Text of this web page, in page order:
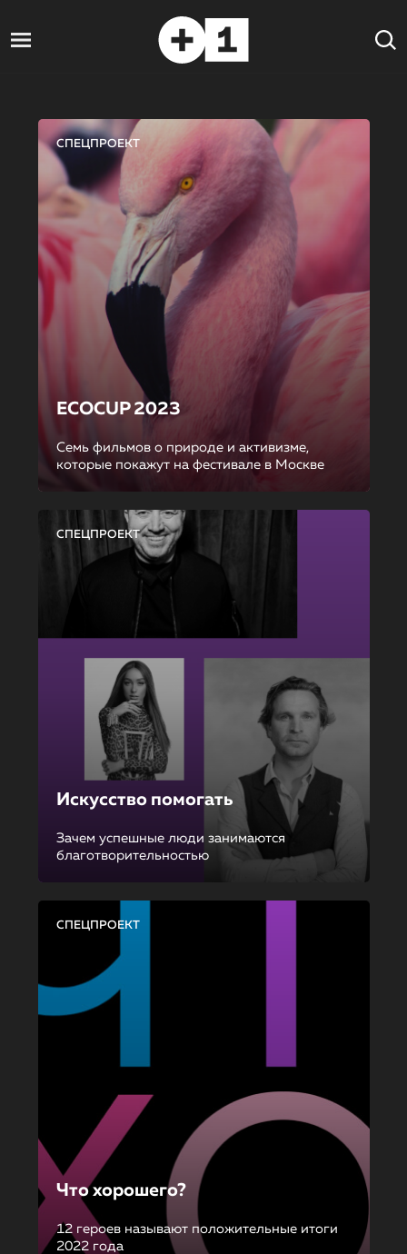
СПЕЦПРОЕКТ
ECOCUP 2023
Семь фильмов о природе и активизме,
которые покажут на фестивале в Москве
СПЕЦПРОЕКТ
Искусство помогать
Зачем успешные люди занимаются
благотворительностью
СПЕЦПРОЕКТ
Что хорошего?
12 героев называют положительные итоги
2022 года